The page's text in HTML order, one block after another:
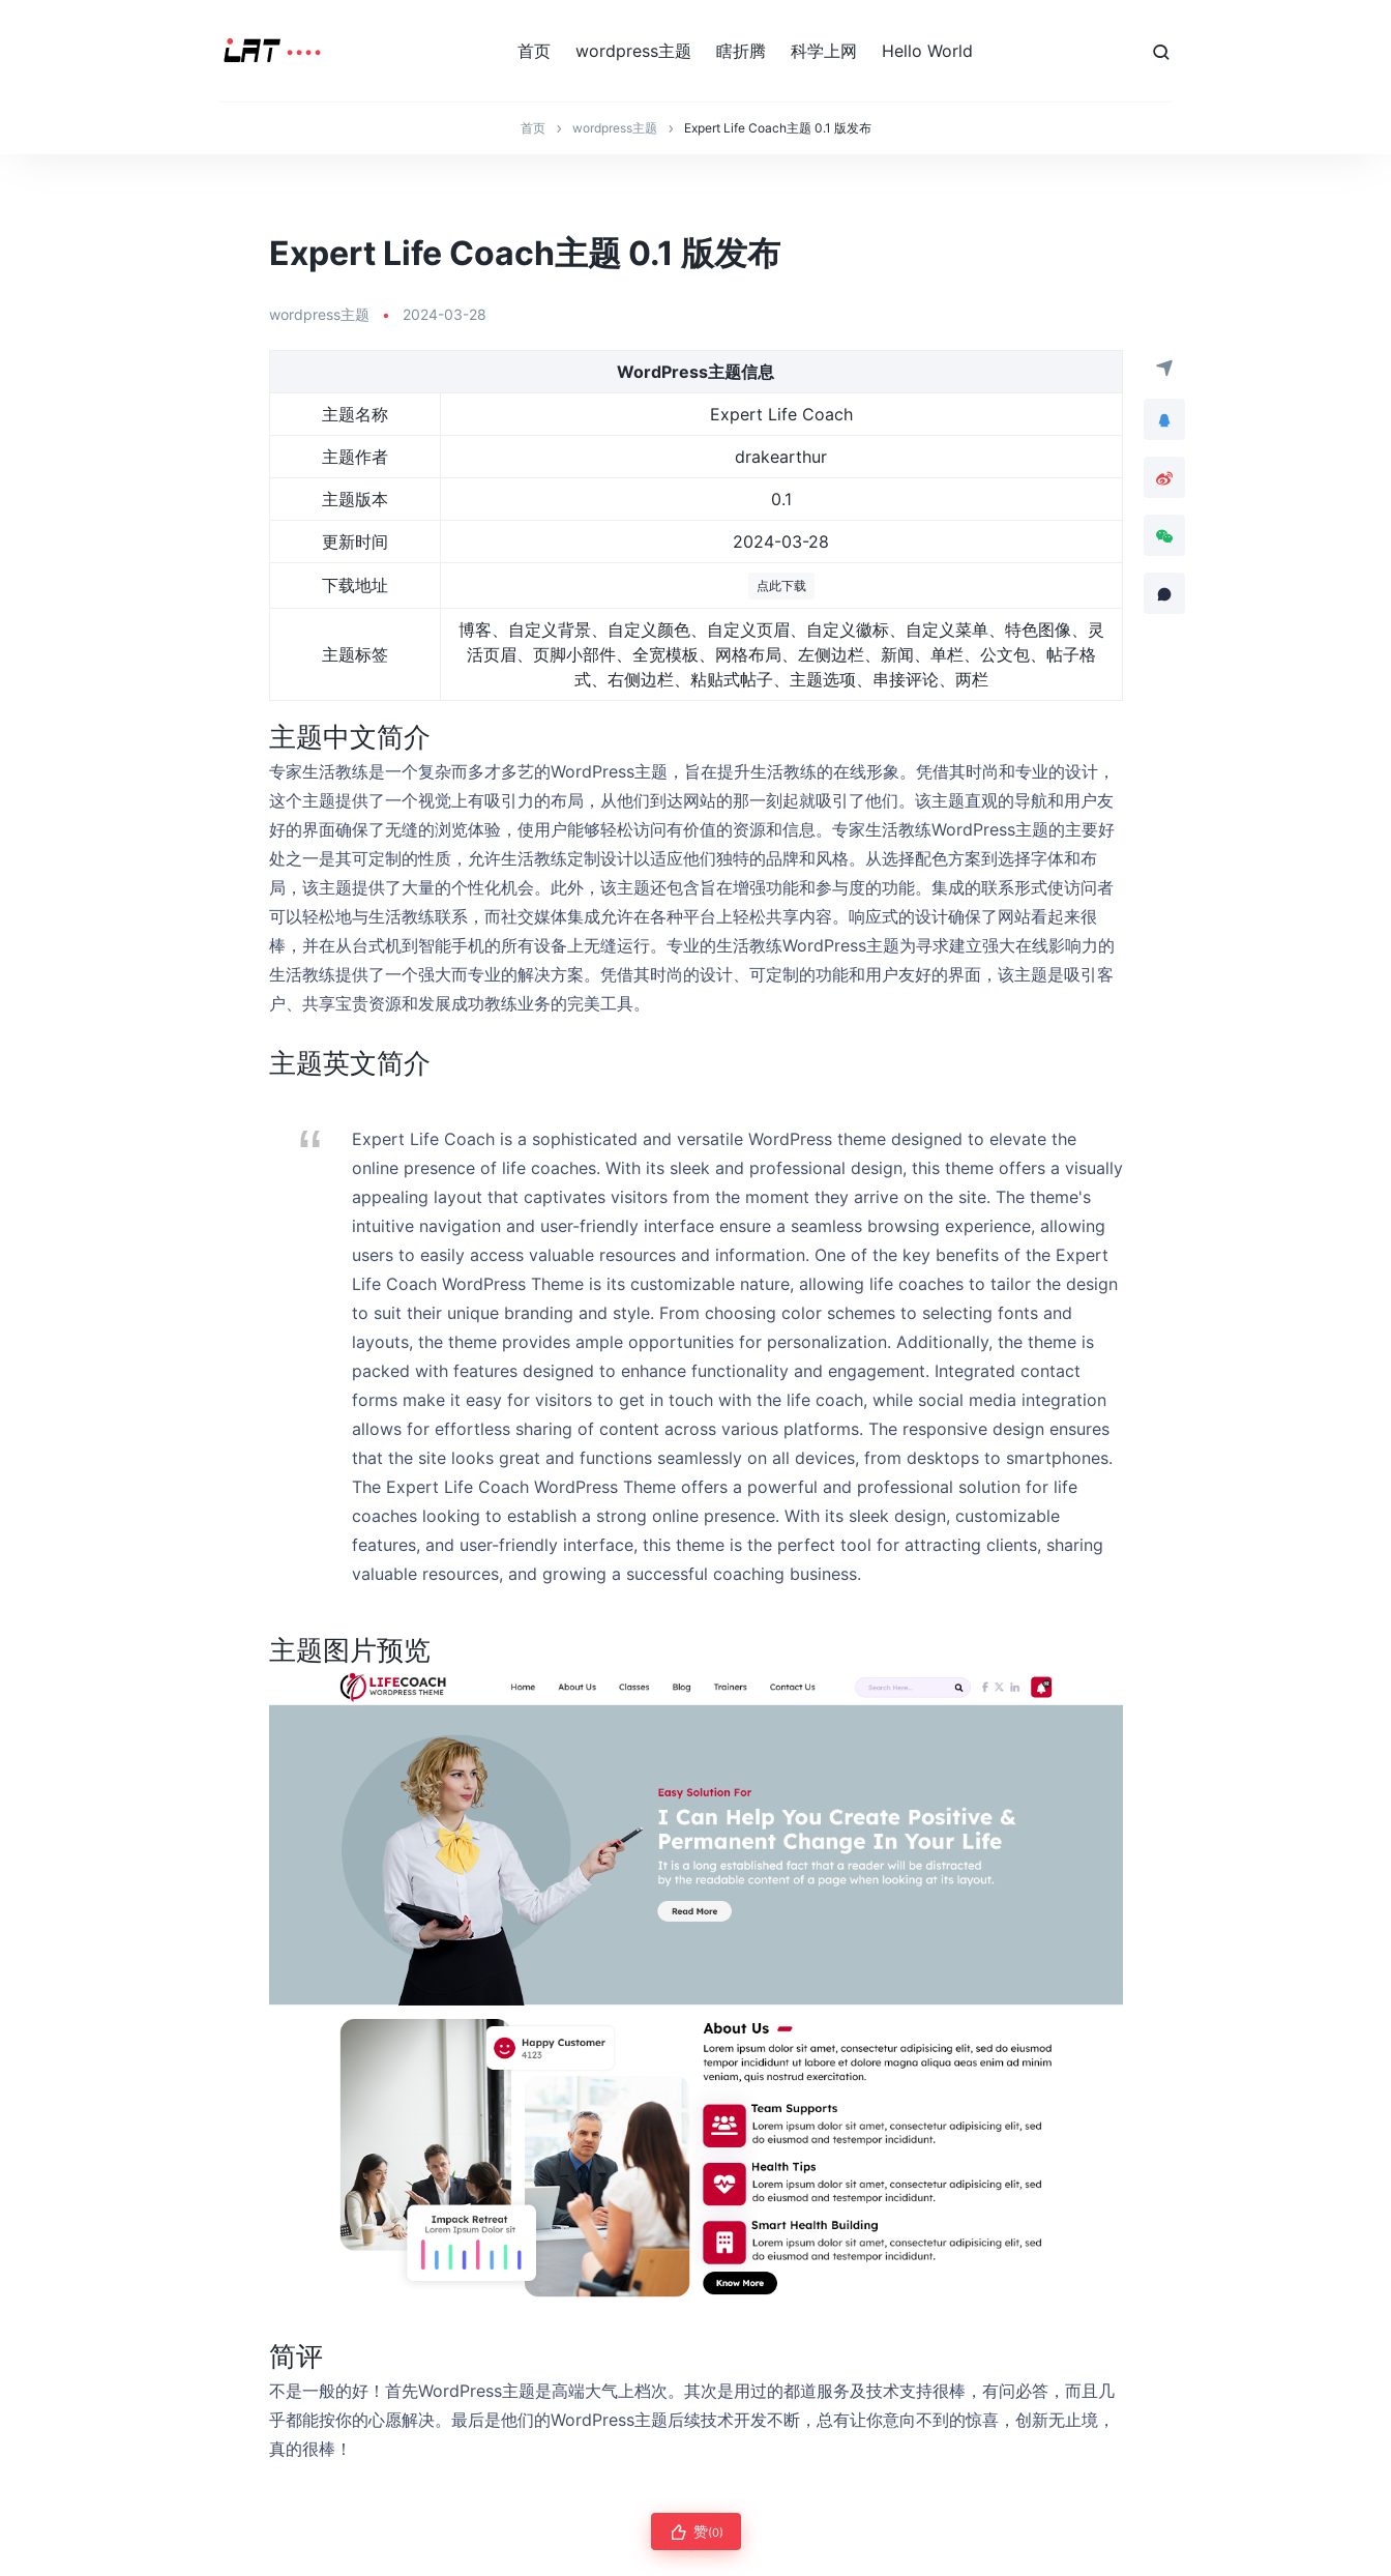
首页 wordpress主题 瞎折腾 科学上网 Hello World
首页 wordpress主题 Expert Life Coach主题 0.1 版发布
Expert Life Coach主题 0.1 版发布
wordpress主题 • 2024-03-28
WordPress主题信息
主题名称 Expert Life Coach
主题作者 drakearthur
主题版本 0.1
更新时间 2024-03-28
下载地址 点此下载
主题标签
博客、自定义背景、自定义颜色、自定义页眉、自定义徽标、自定义菜单、特色图像、灵
活页眉、页脚小部件、全宽模板、网格布局、左侧边栏、新闻、单栏、公文包、帖子格
式、右侧边栏、粘贴式帖子、主题选项、串接评论、两栏
主题中文简介
专家生活教练是一个复杂而多才多艺的WordPress主题，旨在提升生活教练的在线形象。凭借其时尚和专业的设计，
这个主题提供了一个视觉上有吸引力的布局，从他们到达网站的那一刻起就吸引了他们。该主题直观的导航和用户友
好的界面确保了无缝的浏览体验，使用户能够轻松访问有价值的资源和信息。专家生活教练WordPress主题的主要好
处之一是其可定制的性质，允许生活教练定制设计以适应他们独特的品牌和风格。从选择配色方案到选择字体和布
局，该主题提供了大量的个性化机会。此外，该主题还包含旨在增强功能和参与度的功能。集成的联系形式使访问者
可以轻松地与生活教练联系，而社交媒体集成允许在各种平台上轻松共享内容。响应式的设计确保了网站看起来很
棒，并在从台式机到智能手机的所有设备上无缝运行。专业的生活教练WordPress主题为寻求建立强大在线影响力的
生活教练提供了一个强大而专业的解决方案。凭借其时尚的设计、可定制的功能和用户友好的界面，该主题是吸引客
户、共享宝贵资源和发展成功教练业务的完美工具。
主题英文简介
Expert Life Coach is a sophisticated and versatile WordPress theme designed to elevate the
online presence of life coaches. With its sleek and professional design, this theme offers a visually
appealing layout that captivates visitors from the moment they arrive on the site. The theme's
intuitive navigation and user-friendly interface ensure a seamless browsing experience, allowing
users to easily access valuable resources and information. One of the key benefits of the Expert
Life Coach WordPress Theme is its customizable nature, allowing life coaches to tailor the design
to suit their unique branding and style. From choosing color schemes to selecting fonts and
layouts, the theme provides ample opportunities for personalization. Additionally, the theme is
packed with features designed to enhance functionality and engagement. Integrated contact
forms make it easy for visitors to get in touch with the life coach, while social media integration
allows for effortless sharing of content across various platforms. The responsive design ensures
that the site looks great and functions seamlessly on all devices, from desktops to smartphones.
The Expert Life Coach WordPress Theme offers a powerful and professional solution for life
coaches looking to establish a strong online presence. With its sleek design, customizable
features, and user-friendly interface, this theme is the perfect tool for attracting clients, sharing
valuable resources, and growing a successful coaching business.
主题图片预览
简评
不是一般的好！首先WordPress主题是高端大气上档次。其次是用过的都道服务及技术支持很棒，有问必答，而且几
乎都能按你的心愿解决。最后是他们的WordPress主题后续技术开发不断，总有让你意向不到的惊喜，创新无止境，
真的很棒！
赞(0)